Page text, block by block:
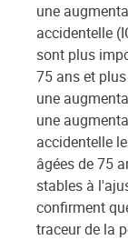
une
accidentelle
sont plus
75 ans et
une
une
accidentelle
âgées de 75
stables à
confirment
traceur de la